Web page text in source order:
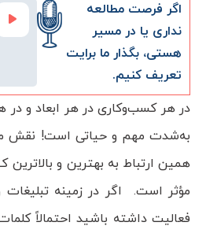
اگر فرصت مطالعه
نداری یا در مسیر
هستی، بگذار ما برایت
تعریف کنیم.
صوت
در هر کسب‌وکاری در هر ابعاد و در
به‌شدت مهم و حیاتی است! نقش
همین ارتباط به بهترین و
مؤثر است. اگر در زمینه تبلیغات
فعالیت داشته باشید احتمالاً